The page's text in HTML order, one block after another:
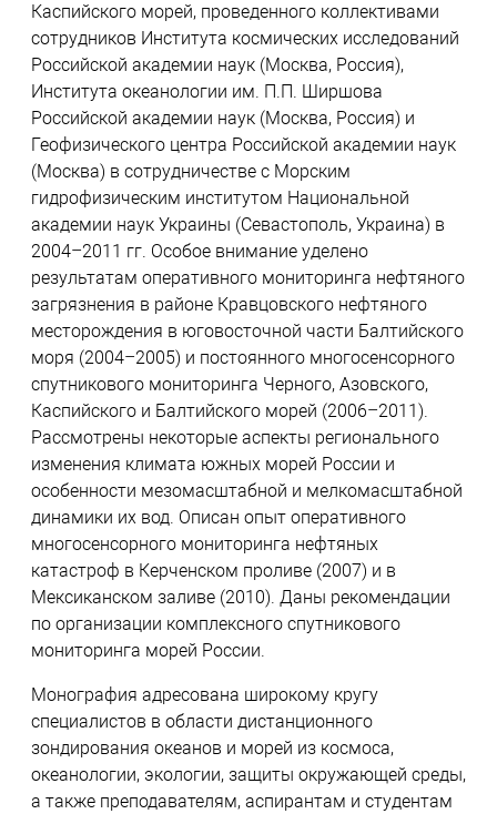
Каспийского морей, проведенного коллективами
сотрудников Института космических исследований
Российской академии наук (Москва, Россия),
Института океанологии им. П.П. Ширшова
Российской академии наук (Москва, Россия) и
Геофизического центра Российской академии наук
(Москва) в сотрудничестве с Морским
гидрофизическим институтом Национальной
академии наук Украины (Севастополь, Украина) в
2004–2011 гг. Особое внимание уделено
результатам оперативного мониторинга нефтяного
загрязнения в районе Кравцовского нефтяного
месторождения в юговосточной части Балтийского
моря (2004–2005) и постоянного многосенсорного
спутникового мониторинга Черного, Азовского,
Каспийского и Балтийского морей (2006–2011).
Рассмотрены некоторые аспекты регионального
изменения климата южных морей России и
особенности мезомасштабной и мелкомасштабной
динамики их вод. Описан опыт оперативного
многосенсорного мониторинга нефтяных
катастроф в Керченском проливе (2007) и в
Мексиканском заливе (2010). Даны рекомендации
по организации комплексного спутникового
мониторинга морей России.
Монография адресована широкому кругу
специалистов в области дистанционного
зондирования океанов и морей из космоса,
океанологии, экологии, защиты окружающей среды,
а также преподавателям, аспирантам и студентам